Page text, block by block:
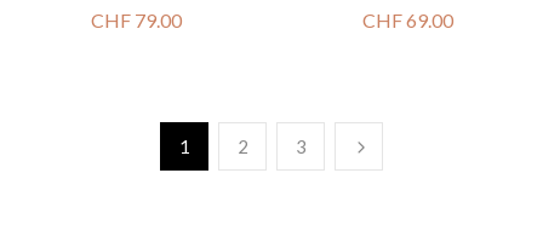
CHF79.00
CHF69.00
1 2 3